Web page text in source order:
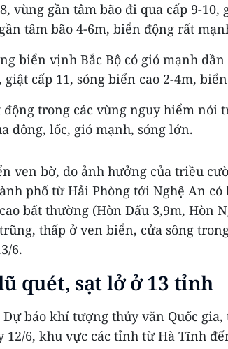
vùng gần tâm bão đi qua cấp 9-10,
tâm bão 4-6m, biển động rất
biển vịnh Bắc Bộ có gió mạnh
giật cấp 11, sóng biển cao 2-4m,
động trong các vùng nguy hiểm nói
dông, lốc, gió mạnh, sóng lớn.
ven bờ, do ảnh hưởng của triều
phố từ Hải Phòng tới Nghệ An
bất thường (Hòn Dấu 3,9m, Hòn
thấp ở ven biển, cửa sông
6.
quét, sạt lở ở 13 tỉnh
báo khí tượng thủy văn Quốc
12/6, khu vực các tỉnh từ Hà Tĩnh